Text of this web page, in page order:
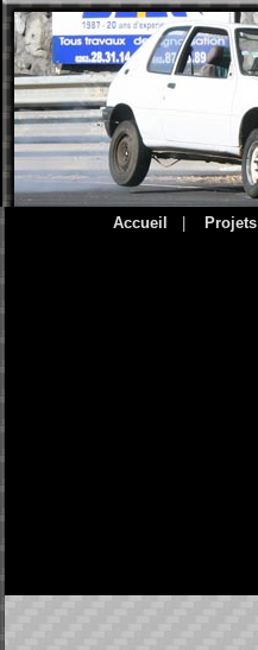
Accueil Projets